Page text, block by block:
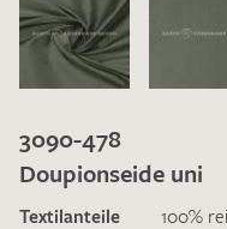
3090-478
Doupionseide uni
Textilanteile
100%